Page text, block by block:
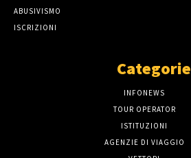
ABUSIVISMO
ISCRIZIONI
Categorie
INFONEWS
TOUR OPERATOR
ISTITUZIONI
AGENZIE DI VIAGGIO